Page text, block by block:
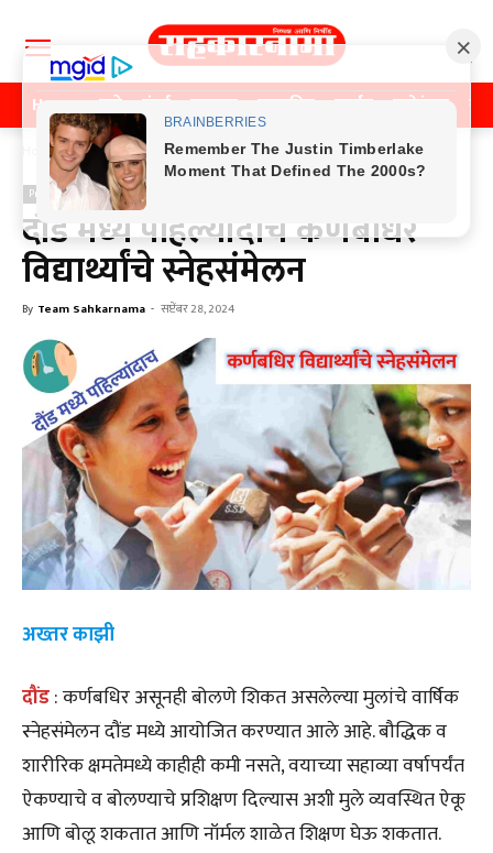
Home पुणे मुंबई महाराष्ट्र राजकीय क्राईम मनोरंजन
Home Previos News
Previos News
दौंड मध्ये पहिल्यांदाच कर्णबधिर
विद्यार्थ्यांचे स्नेहसंमेलन
By Team Sahkarnama - सप्टेंबर 28, 2024
अख्तर काझी
दौंड: कर्णबधिर असूनही बोलणे शिकत असलेल्या मुलांचे वार्षिक
स्नेहसंमेलन दौंड मध्ये आयोजित करण्यात आले आहे. बौद्धिक व
शारीरिक क्षमतेमध्ये काहीही कमी नसते, वयाच्या सहाव्या वर्षापर्यंत
ऐकण्याचे व बोलण्याचे प्रशिक्षण दिल्यास अशी मुले व्यवस्थित ऐकू
आणि बोलू शकतात आणि नॉर्मल शाळेत शिक्षण घेऊ शकतात.